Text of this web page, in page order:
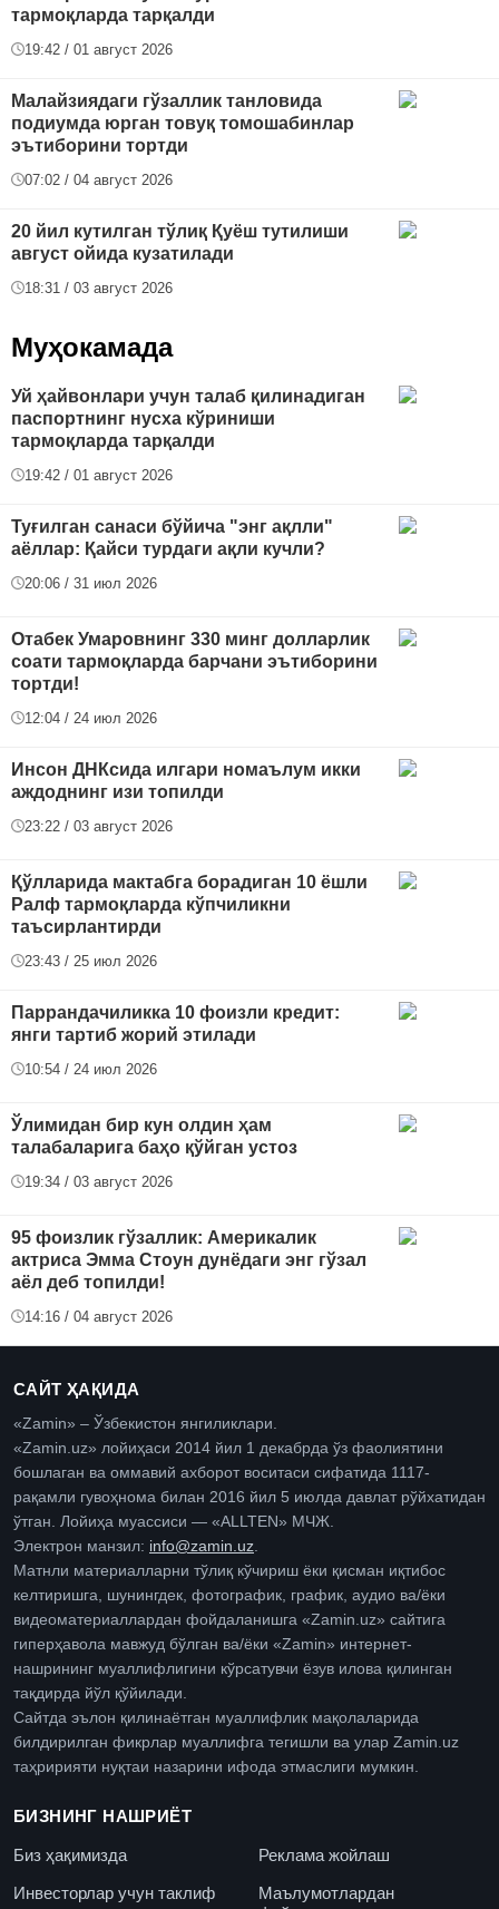
тармоқларда тарқалди
19:42 / 01 август 2026
Малайзиядаги гўзаллик танловида
подиумда юрган товуқ томошабинлар
эътиборини тортди
07:02 / 04 август 2026
20 йил кутилган тўлиқ Қуёш тутилиши
август ойида кузатилади
18:31 / 03 август 2026
Муҳокамада
Уй ҳайвонлари учун талаб қилинадиган
паспортнинг нусха кўриниши
тармоқларда тарқалди
19:42 / 01 август 2026
Туғилган санаси бўйича "энг ақлли"
аёллар: Қайси турдаги ақли кучли?
20:06 / 31 июл 2026
Отабек Умаровнинг 330 минг долларлик
соати тармоқларда барчани эътиборини
тортди!
12:04 / 24 июл 2026
Инсон ДНКсида илгари номаълум икки
аждоднинг изи топилди
23:22 / 03 август 2026
Қўлларида мактабга борадиган 10 ёшли
Ралф тармоқларда кўпчиликни
таъсирлантирди
23:43 / 25 июл 2026
Паррандачиликка 10 фоизли кредит:
янги тартиб жорий этилади
10:54 / 24 июл 2026
Ўлимидан бир кун олдин ҳам
талабаларига баҳо қўйган устоз
19:34 / 03 август 2026
95 фоизлик гўзаллик: Америкалик
актриса Эмма Стоун дунёдаги энг гўзал
аёл деб топилди!
14:16 / 04 август 2026
САЙТ ҲАҚИДА
«Zamin» – Ўзбекистон янгиликлари.
«Zamin.uz» лойиҳаси 2014 йил 1 декабрда ўз фаолиятини
бошлаган ва оммавий ахборот воситаси сифатида 1117-
рақамли гувоҳнома билан 2016 йил 5 июлда давлат рўйхатидан
ўтган. Лойиҳа муассиси — «ALLTEN» МЧЖ.
Электрон манзил: info@zamin.uz
Матнли материалларни тўлиқ кўчириш ёки қисман иқтибос
келтиришга, шунингдек, фотографик, график, аудио ва/ёки
видеоматериаллардан фойдаланишга «Zamin.uz» сайтига
гиперҳавола мавжуд бўлган ва/ёки «Zamin» интернет-
нашрининг муаллифлигини кўрсатувчи ёзув илова қилинган
тақдирда йўл қўйилади.
Сайтда эълон қилинаётган муаллифлик мақолаларида
билдирилган фикрлар муаллифга тегишли ва улар Zamin.uz
таҳририяти нуқтаи назарини ифода этмаслиги мумкин.
БИЗНИНГ НАШРИЁТ
Биз ҳақимизда
Реклама жойлаш
Инвесторлар учун таклиф
Маълумотлардан